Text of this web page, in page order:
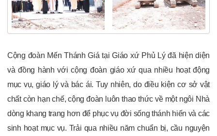
Cộng đoàn Mến Thánh Giá tại Giáo xứ Phủ Lý đã hiện diện
và đồng hành với cộng đoàn giáo xứ qua nhiều hoạt động
mục vụ, giáo lý và bác ái. Tuy nhiên, do điều kiện cơ sở vật
chất còn hạn chế, cộng đoàn luôn thao thức về một ngôi Nhà
dòng khang trang hơn để phục vụ đời sống thánh hiến và các
sinh hoạt mục vụ. Trải qua nhiều năm chuẩn bị, cầu nguyện